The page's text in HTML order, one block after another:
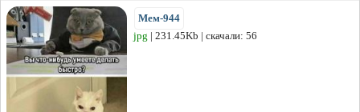
Мем-944
jpg | 231.45Kb | скачали: 56